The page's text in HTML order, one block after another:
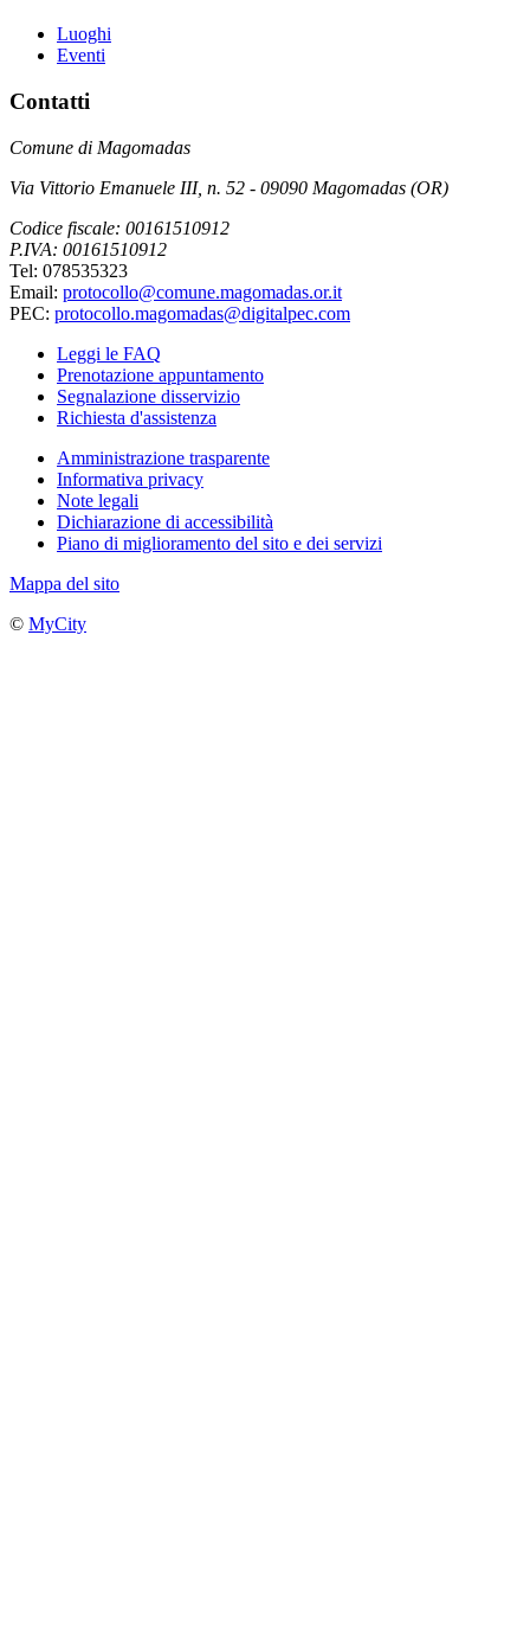
Luoghi
Eventi
Contatti
Comune di Magomadas
Via Vittorio Emanuele III, n. 52 - 09090 Magomadas (OR)
Codice fiscale: 00161510912
P.IVA: 00161510912
Tel: 078535323
Email: protocollo@comune.magomadas.or.it
PEC: protocollo.magomadas@digitalpec.com
Leggi le FAQ
Prenotazione appuntamento
Segnalazione disservizio
Richiesta d'assistenza
Amministrazione trasparente
Informativa privacy
Note legali
Dichiarazione di accessibilità
Piano di miglioramento del sito e dei servizi
Mappa del sito
© MyCity